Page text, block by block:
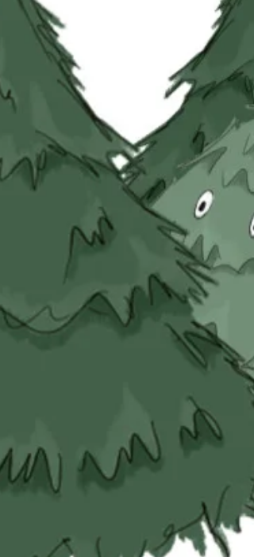
*Provisions-Links/
Affiliate-Links: Die mit
Geschichten